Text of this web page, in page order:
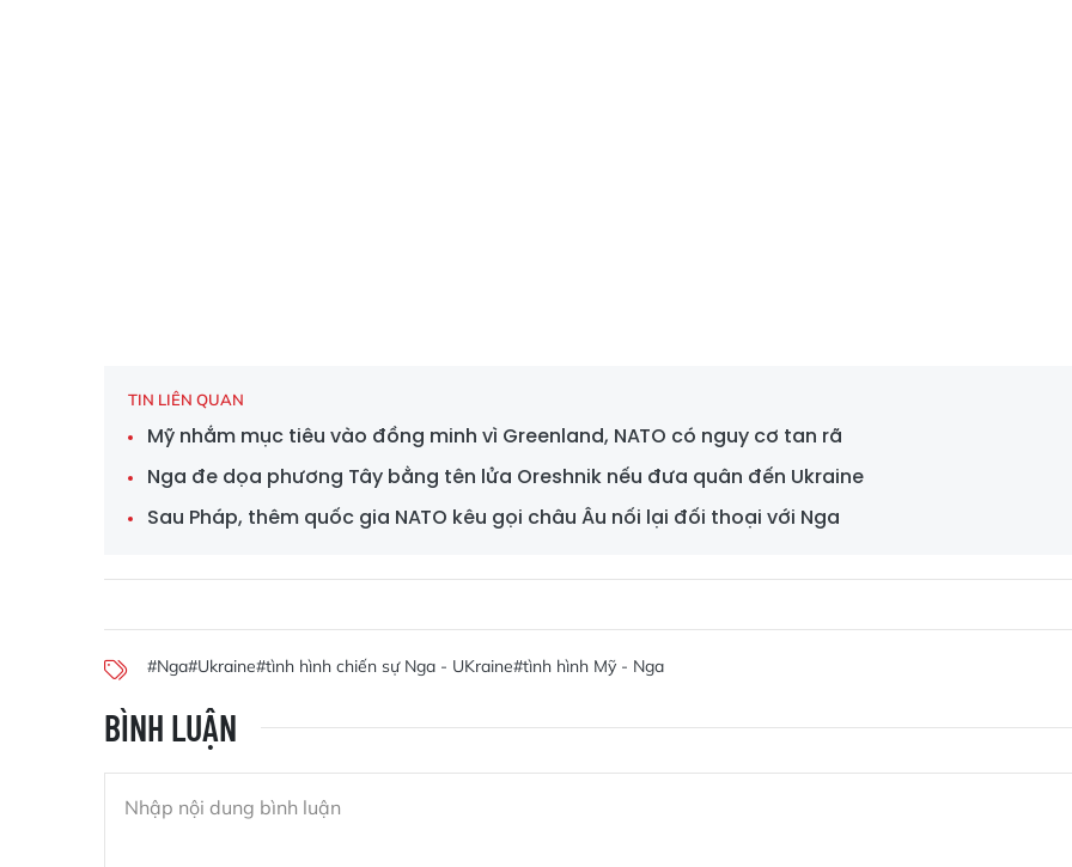
TIN LIÊN QUAN
Mỹ nhắm mục tiêu vào đồng minh vì Greenland, NATO có nguy cơ tan rã
Nga đe dọa phương Tây bằng tên lửa Oreshnik nếu đưa quân đến Ukraine
Sau Pháp, thêm quốc gia NATO kêu gọi châu Âu nối lại đối thoại với Nga
#Nga#Ukraine#tình hình chiến sự Nga - UKraine#tình hình Mỹ - Nga
BÌNH LUẬN